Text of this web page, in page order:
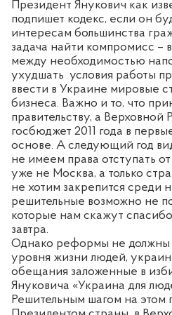
Президент Янукович как
подпишет кодекс, если он
интересам большинства
задача найти компромисс –
между необходимостью
ухудшать условия работы
ввести в Украине мировые
бизнеса. Важно и то, что
правительству, а Верховной
госбюджет 2011 года в
основе. А следующий год
не имеем права отступать
уже не Москва, а только
не хотим закрепится среди
решительные возможно не
которые нам скажут
завтра.
Однако реформы не
уровня жизни людей,
обещания заложенные в
Януковича «Украина для
Решительным шагом на этом